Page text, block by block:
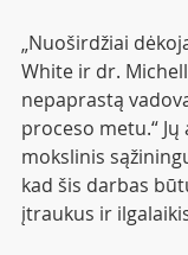
„Nuoširdžiai
White ir dr.
nepaprastą
proceso metu.“
mokslinis
kad šis darbas
įtraukus ir